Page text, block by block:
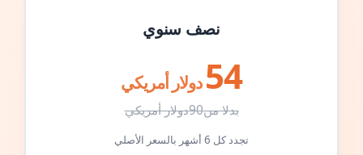
نصف سنوي
54 دولار أمريكي
بدلا من90دولار أمريكي
تجدد كل 6 أشهر بالسعر الأصلي